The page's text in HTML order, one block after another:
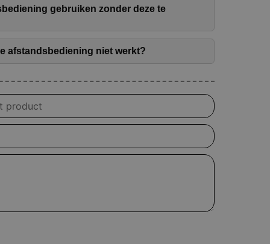
gebruiken zonder deze te
afstandsbediening niet werkt?